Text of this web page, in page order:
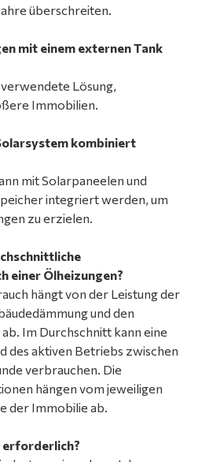
überschreiten.
mit einem externen Tank
verwendete Lösung,
Immobilien.
kombiniert
mit Solarpaneelen und
integriert werden, um
zu erzielen.
einer Ölheizungen?
hängt von der Leistung der
und den
Im Durchschnitt kann eine
des aktiven Betriebs zwischen
verbrauchen. Die
hängen vom jeweiligen
der Immobilie ab.